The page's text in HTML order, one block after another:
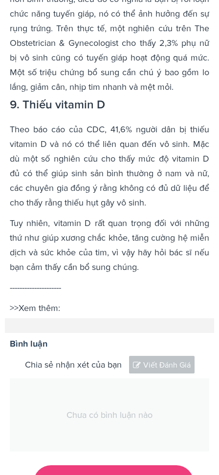
chức năng tuyến giáp, nó có thể ảnh hưởng đến sự
rụng trứng. Trên thực tế, một nghiên cứu trên The
Obstetrician & Gynecologist cho thấy 2,3% phụ nữ
bị vô sinh cũng có tuyến giáp hoạt động quá mức.
Một số triệu chứng bổ sung cần chú ý bao gồm lo
lắng, giảm cân, nhịp tim nhanh và mệt mỏi.
9. Thiếu vitamin D
Theo báo cáo của CDC, 41,6% người dân bị thiếu
vitamin D và nó có thể liên quan đến vô sinh. Mặc
dù một số nghiên cứu cho thấy mức độ vitamin D
đủ có thể giúp sinh sản bình thường ở nam và nữ,
các chuyên gia đồng ý rằng không có đủ dữ liệu để
cho thấy rằng thiếu hụt gây vô sinh.
Tuy nhiên, vitamin D rất quan trọng đối với những
thứ như giúp xương chắc khỏe, tăng cường hệ miễn
dịch và sức khỏe của tim, vì vậy hãy hỏi bác sĩ nếu
bạn cảm thấy cần bổ sung chúng.
---------------------
>>Xem thêm:
Bình luận
Chia sẻ nhận xét của bạn Viết Đánh Giá
Chưa có bình luận nào